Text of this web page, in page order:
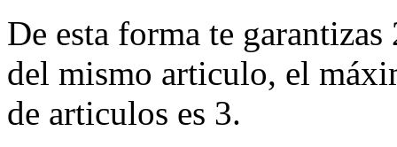
De esta forma te garantizas
del mismo articulo, el
de articulos es 3.